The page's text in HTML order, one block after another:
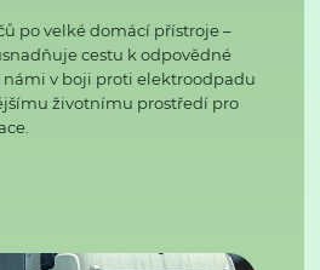
po velké domácí přístroje –
cestu k odpovědné
námi v boji proti elektroodpadu
životnímu prostředí pro